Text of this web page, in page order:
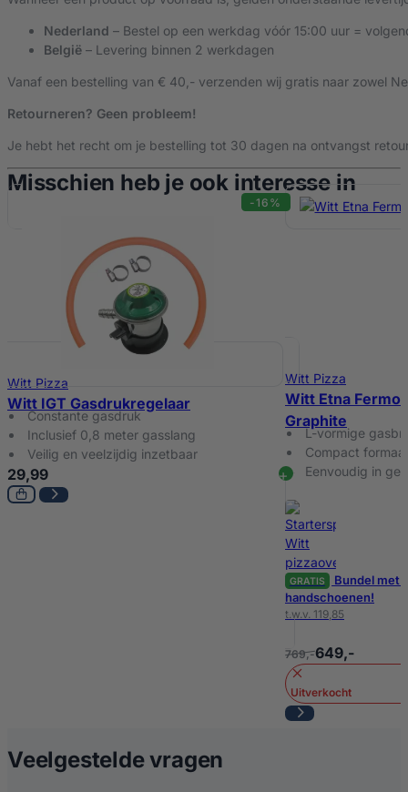
Hoogwaardige afwerking en ontworpen voor intensief
Oppervlak pizzasteen Ø 33 cm
Draaiende steen 360° draaiende steen
drukregelaar
Pizzasteen Roterende steen
Temperatuurweergave
Tijd tot 500°C (min.)
Nederland – Bestel op een werkdag vóór 15:00 uur =
België – Levering binnen 2 werkdagen
Vanaf een bestelling van € 40,- verzenden wij gratis naar zowel
Retourneren? Geen probleem!
Je hebt het recht om je bestelling tot 30 dagen na ontvangst
Misschien heb je ook interesse in
Witt Pizza
Witt IGT Gasdrukregelaar
Constante gasdruk
Inclusief 0,8 meter gasslang
Veilig en veelzijdig inzetbaar
29,99
-16%
Witt Pizza
Witt Etna Fermo
Graphite
L-vormige
Compact
Eenvoudig in
GRATIS
Bundel met
handschoenen!
t.w.v. 119,85
769,-649,-
Uitverkocht
Veelgestelde vragen